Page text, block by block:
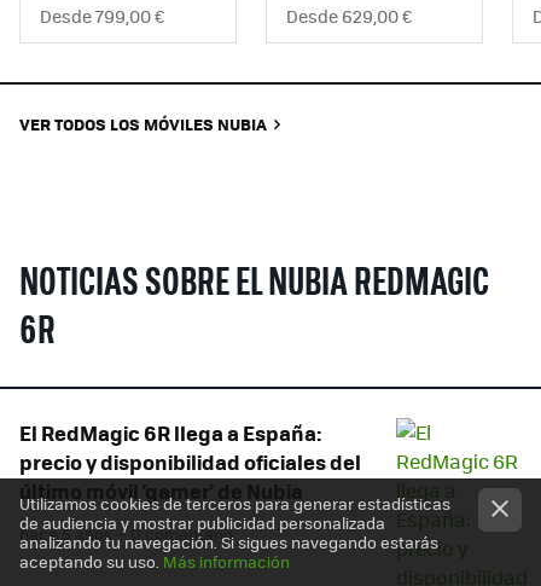
Desde 799,00 € Desde 629,00 €
VER TODOS LOS MÓVILES NUBIA
NOTICIAS SOBRE EL NUBIA REDMAGIC
6R
El RedMagic 6R llega a España:
precio y disponibilidad oficiales del
último móvil 'gamer' de Nubia
hace 5 años— 0 comentario
Utilizamos cookies de terceros para generar estadísticas
de audiencia y mostrar publicidad personalizada
analizando tu navegación. Si sigues navegando estarás
aceptando su uso. Más información